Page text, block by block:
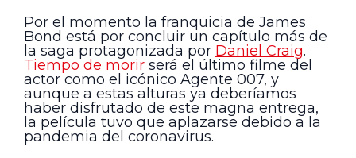
Por el momento la franquicia de James
Bond está por concluir un capítulo más de
la saga protagonizada por Daniel Craig.
Tiempo de morir será el último filme del
actor como el icónico Agente 007, y
aunque a estas alturas ya deberíamos
haber disfrutado de este magna entrega,
la película tuvo que aplazarse debido a la
pandemia del coronavirus.